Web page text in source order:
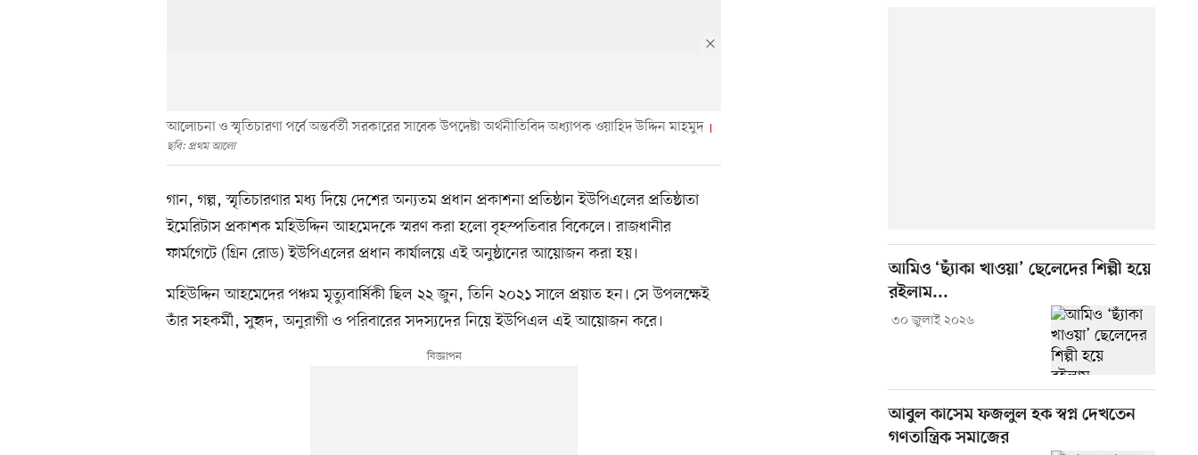
আলোচনা ও স্মৃতিচারণা পর্বে অন্তর্বর্তী সরকারের সাবেক উপদেষ্টা অর্থনীতিবিদ অধ্যাপক ওয়াহিদ উদ্দিন মাহমুদ
ছবি: প্রথম আলো
গান, গল্প, স্মৃতিচারণার মধ্য দিয়ে দেশের অন্যতম প্রধান প্রকাশনা প্রতিষ্ঠান ইউপিএলের প্রতিষ্ঠাতা
ইমেরিটাস প্রকাশক মহিউদ্দিন আহমেদকে স্মরণ করা হলো বৃহস্পতিবার বিকেলে। রাজধানীর
ফার্মগেটে (গ্রিন রোড) ইউপিএলের প্রধান কার্যালয়ে এই অনুষ্ঠানের আয়োজন করা হয়।
মহিউদ্দিন আহমেদের পঞ্চম মৃত্যুবার্ষিকী ছিল ২২ জুন, তিনি ২০২১ সালে প্রয়াত হন। সে উপলক্ষেই
তাঁর সহকর্মী, সুহৃদ, অনুরাগী ও পরিবারের সদস্যদের নিয়ে ইউপিএল এই আয়োজন করে।
আমিও ‘ছ্যাঁকা খাওয়া’ ছেলেদের শিল্পী হয়ে
রইলাম...
৩০ জুলাই ২০২৬
আবুল কাসেম ফজলুল হক স্বপ্ন দেখতেন
গণতান্ত্রিক সমাজের